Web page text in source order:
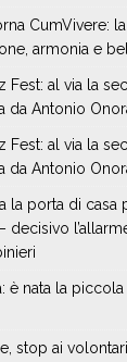
CumVivere:
armonia e
Fest: al via la
da Antonio
Fest: al via la
da Antonio
la porta di casa
è nata la
stop ai